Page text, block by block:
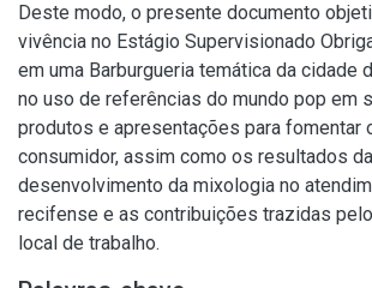
Deste modo, o presente documento
vivência no Estágio Supervisionado
em uma Barburgueria temática da cidade
no uso de referências do mundo pop em
produtos e apresentações para fomentar
consumidor, assim como os resultados
desenvolvimento da mixologia no
recifense e as contribuições trazidas
local de trabalho.